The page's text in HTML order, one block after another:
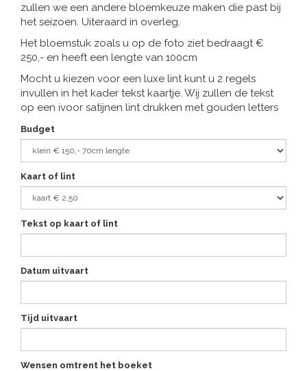
zullen we een andere bloemkeuze maken die past bij
het seizoen. Uiteraard in overleg.
Het bloemstuk zoals u op de foto ziet bedraagt €
250,- en heeft een lengte van 100cm
Mocht u kiezen voor een luxe lint kunt u 2 regels
invullen in het kader tekst kaartje. Wij zullen de tekst
op een ivoor satijnen lint drukken met gouden letters
Budget
Kaart of lint
Tekst op kaart of lint
Datum uitvaart
Tijd uitvaart
Wensen omtrent het boeket